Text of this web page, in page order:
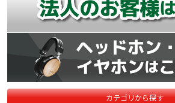
カテゴリから探す